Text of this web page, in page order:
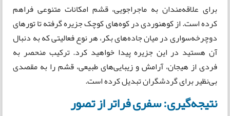
برای علاقه‌مندان به ماجراجویی، قشم امکانات متنوعی فراهم
کرده است. از کوهنوردی در کوه‌های کوچک جزیره گرفته تا تورهای
دوچرخه‌سواری در میان جاده‌های بکر، هر نوع فعالیتی که به دنبال
آن هستید در این جزیره پیدا خواهید کرد. ترکیب منحصر به
فردی از هیجان، آرامش و زیبایی‌های طبیعی، قشم را به مقصدی
بی‌نظیر برای گردشگران تبدیل کرده است.
نتیجه‌گیری: سفری فراتر از تصور